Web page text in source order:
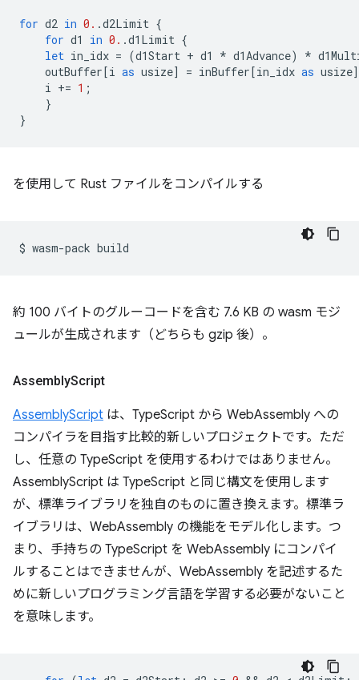
for d2 in 0. .d2Limit {
for d1 in 0. .d1Limit {
let in_idx = (d1Start + d1 * d1Advance) *
outBuffer[i as usize] = inBuffer[in_idx as usize
i += 1 ;
}
}
を使用して Rust ファイルをコンパイルする
$ wasm-pack
約 100 バイトのグルーコードを含む 7.6 KB の wasm モジ
ュールが生成されます（どちらも gzip 後）。
AssemblyScript
AssemblyScript は、TypeScript から WebAssembly への
コンパイラを目指す比較的新しいプロジェクトです。ただ
し、任意の TypeScript を使用するわけではありません。
AssemblyScript は TypeScript と同じ構文を使用します
が、標準ライブラリを独自のものに置き換えます。標準ラ
イブラリは、WebAssembly の機能をモデル化します。つ
まり、手持ちの TypeScript を WebAssembly にコンパイ
ルすることはできませんが、WebAssembly を記述するた
めに新しいプログラミング言語を学習する必要がない こと
を意味します。